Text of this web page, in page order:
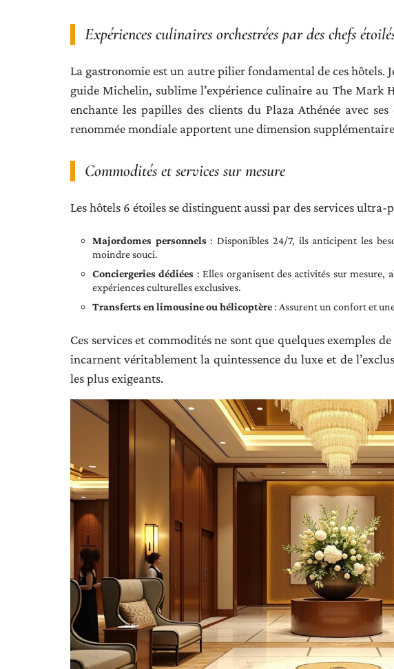
Expériences culinaires orchestrées par des chefs
La gastronomie est un autre pilier fondamental de ces hôtels.
guide Michelin, sublime l’expérience culinaire au The Mark
enchante les papilles des clients du Plaza Athénée avec
renommée mondiale apportent une dimension
Commodités et services sur mesure
Les hôtels 6 étoiles se distinguent aussi par des services ultra-
Majordomes personnels : Disponibles 24/7, ils anticipent les
moindre souci.
Conciergeries dédiées : Elles organisent des activités sur mesure,
expériences culturelles exclusives.
Transferts en limousine ou hélicoptère : Assurent un confort et
Ces services et commodités ne sont que quelques exemples
incarnent véritablement la quintessence du luxe et de
les plus exigeants.